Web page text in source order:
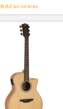
sin interés